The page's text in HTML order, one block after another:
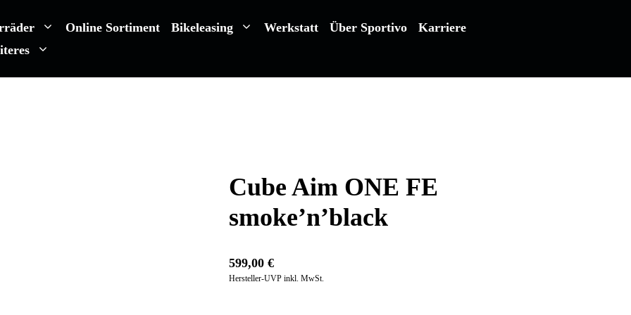
Online Sortiment Bikeleasing Werkstatt Über Sportivo
Karriere
Cube Aim ONE FE
smoke’n’black
599,00 €
Hersteller-UVP inkl. MwSt.